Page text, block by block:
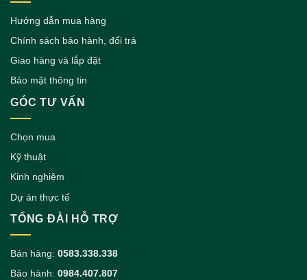
Hướng dẫn mua hàng
Chính sách bảo hành, đổi trả
Giao hàng và lắp đặt
Bảo mật thông tin
GÓC TƯ VẤN
Chọn mua
Kỹ thuật
Kinh nghiệm
Dự án thực tế
TỔNG ĐÀI HỖ TRỢ
Bán hàng: 0583.338.338
Bảo hành: 0984.407.807